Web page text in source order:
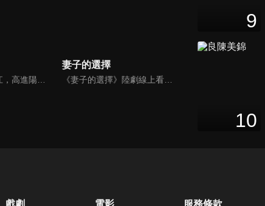
妻子的選擇
《妻子的選擇》陸劇線上看。家庭主婦方糖在發現丈夫高家為疑似背叛後，隨之剝繭抽絲般一步步揭開自己婚姻糖衣下的真相，從陷入懷疑到直面真相，再到自我救贖涅槃重生的女性勵志成長故事 。
9
10
戲劇 電影 服務條款